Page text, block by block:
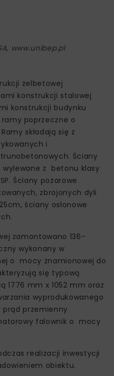
www.unibep.pl
żelbetowej
konstrukcji stalowej
konstrukcji budynku
ramy poprzeczne o
składają się z
i
Ściany
wylewane z betonu klasy
Ściany pożarowe
ściany osłonowe